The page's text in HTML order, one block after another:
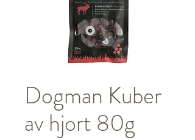
Dogman Kuber
av hjort 80g